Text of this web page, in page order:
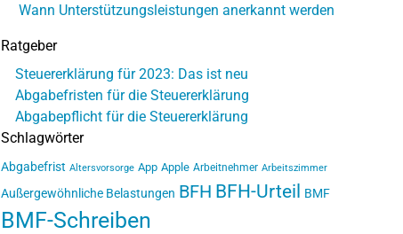
Wann Unterstützungsleistungen anerkannt werden
Ratgeber
Steuererklärung für 2023: Das ist neu
Abgabefristen für die Steuererklärung
Abgabepflicht für die Steuererklärung
Schlagwörter
Abgabefrist Altersvorsorge App Apple Arbeitnehmer Arbeitszimmer
Außergewöhnliche Belastungen BFH BFH-Urteil BMF
BMF-Schreiben